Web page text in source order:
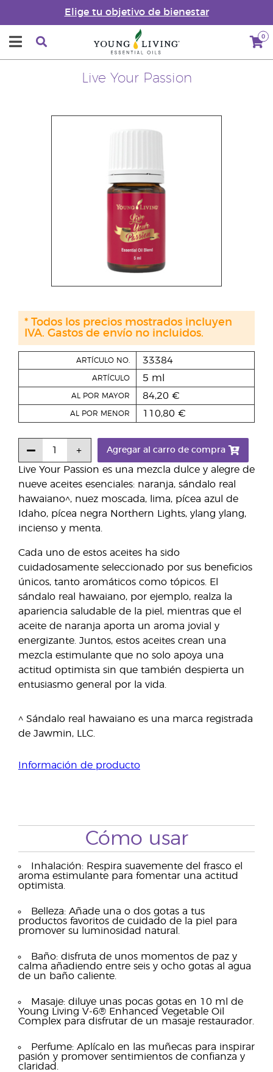
Elige tu objetivo de bienestar
0
Live Your Passion
Live Your Passion es una mezcla dulce y alegre de
nueve aceites esenciales: naranja, sándalo real
hawaiano^, nuez moscada, lima, pícea azul de
Idaho, pícea negra Northern Lights, ylang ylang,
incienso y menta.
Cada uno de estos aceites ha sido
cuidadosamente seleccionado por sus beneficios
únicos, tanto aromáticos como tópicos. El
sándalo real hawaiano, por ejemplo, realza la
apariencia saludable de la piel, mientras que el
aceite de naranja aporta un aroma jovial y
energizante. Juntos, estos aceites crean una
mezcla estimulante que no solo apoya una
actitud optimista sin que también despierta un
entusiasmo general por la vida.
^ Sándalo real hawaiano es una marca registrada
de Jawmin, LLC.
Información de producto
ARTÍCULO NO. 33384
ARTÍCULO 5 ml
AL POR MAYOR 84,20 €
AL POR MENOR 110,80 €
Agregar al carro de compra
* Todos los precios mostrados incluyen
IVA. Gastos de envío no incluidos.
Cómo usar
Inhalación: Respira suavemente del frasco el
aroma estimulante para fomentar una actitud
optimista.
Belleza: Añade una o dos gotas a tus
productos favoritos de cuidado de la piel para
promover su luminosidad natural.
Baño: disfruta de unos momentos de paz y
calma añadiendo entre seis y ocho gotas al agua
de un baño caliente.
Masaje: diluye unas pocas gotas en 10 ml de
Young Living V-6® Enhanced Vegetable Oil
Complex para disfrutar de un masaje restaurador.
Perfume: Aplícalo en las muñecas para inspirar
pasión y promover sentimientos de confianza y
claridad.